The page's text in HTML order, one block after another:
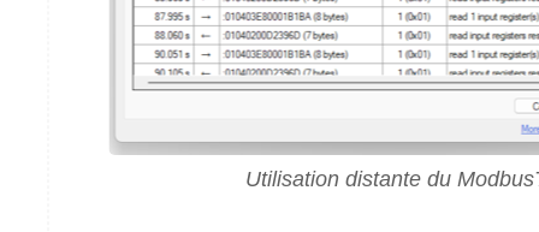
Utilisation distante du